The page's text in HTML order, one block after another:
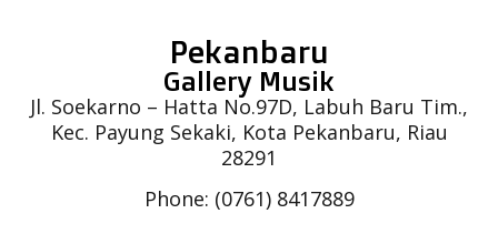
Pekanbaru
Gallery Musik
Jl. Soekarno – Hatta No.97D, Labuh Baru Tim.,
Kec. Payung Sekaki, Kota Pekanbaru, Riau
28291
Phone: (0761) 8417889